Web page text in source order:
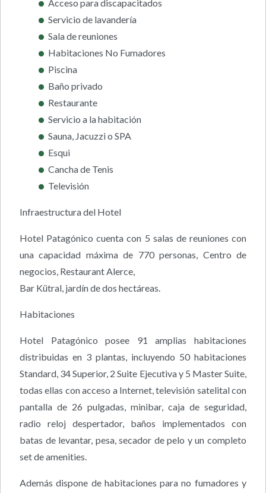
Acceso para discapacitados
Servicio de lavandería
Sala de reuniones
Habitaciones No Fumadores
Piscina
Baño privado
Restaurante
Servicio a la habitación
Sauna, Jacuzzi o SPA
Esqui
Cancha de Tenis
Televisión
Infraestructura del Hotel
Hotel Patagónico cuenta con 5 salas de reuniones con
una capacidad máxima de 770 personas, Centro de
negocios, Restaurant Alerce,
Bar Kütral, jardín de dos hectáreas.
Habitaciones
Hotel Patagónico posee 91 amplias habitaciones
distribuidas en 3 plantas, incluyendo 50 habitaciones
Standard, 34 Superior, 2 Suite Ejecutiva y 5 Master Suite,
todas ellas con acceso a Internet, televisión satelital con
pantalla de 26 pulgadas, minibar, caja de seguridad,
radio reloj despertador, baños implementados con
batas de levantar, pesa, secador de pelo y un completo
set de amenities.
Además dispone de habitaciones para no fumadores y